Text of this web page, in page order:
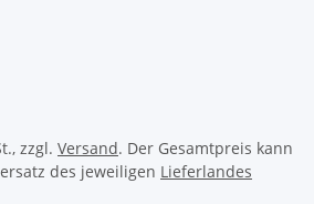
zzgl. Versand. Der Gesamtpreis kann
des jeweiligen Lieferlandes